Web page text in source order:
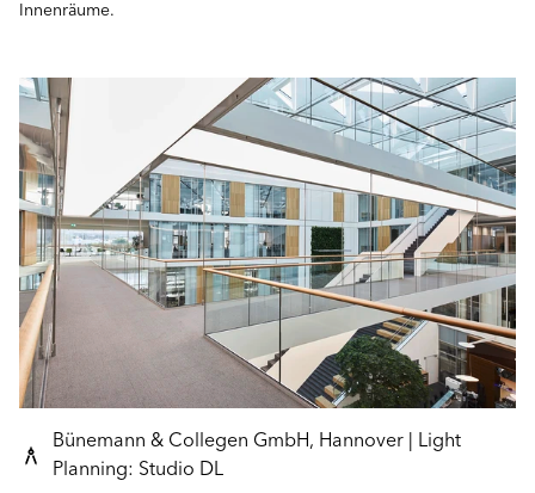
Innenräume.
Bünemann & Collegen GmbH, Hannover | Light
Planning: Studio DL